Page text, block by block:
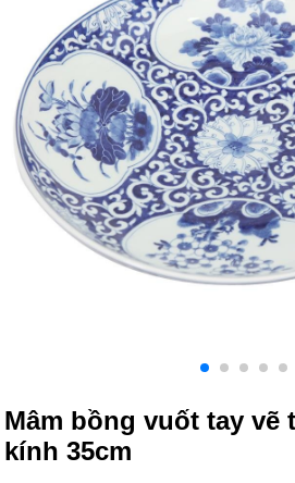
Mâm bồng vuốt tay
kính 35cm